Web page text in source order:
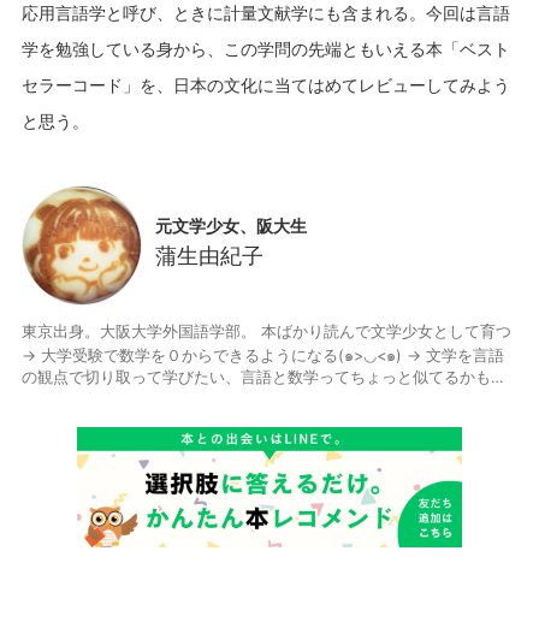
応用言語学と呼び、ときに計量文献学にも含まれる。今回は言語
学を勉強している身から、この学問の先端ともいえる本「ベスト
セラーコード」を、日本の文化に当てはめてレビューしてみよう
元文学少女、阪大生
蒲生由紀子
東京出身。大阪大学外国語学部。 本ばかり読んで文学少女として育つ
→ 大学受験で数学を０からできるようになる(๑>◡<๑) → 文学を言語
の観点で切り取って学びたい、言語と数学ってちょっと似てるかも？
ollowしてくれたらかえします